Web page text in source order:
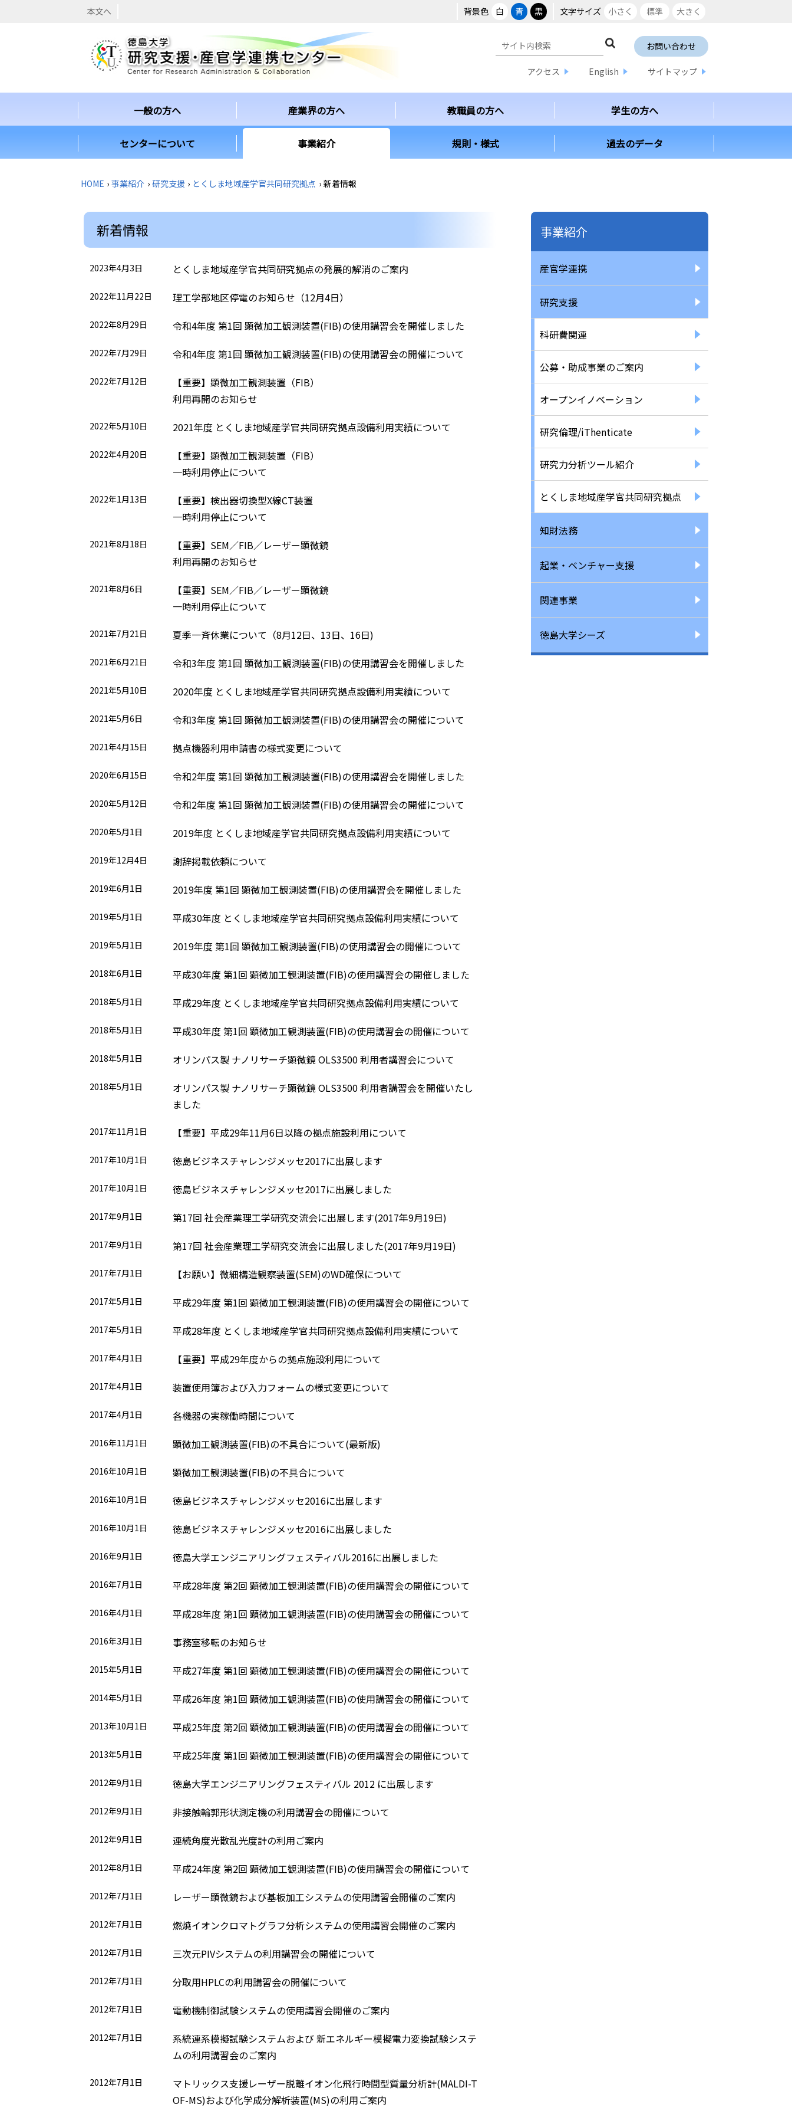
本文へ 背景色 白 青 黒 文字サイズ 小さく 標準 大きく
お問い合わせ
アクセス English サイトマップ
一般の方へ 産業界の方へ 教職員の方へ 学生の方へ
センターについて 事業紹介 規則・様式 過去のデータ
HOME › 事業紹介 › 研究支援 › とくしま地域産学官共同研究拠点 › 新着情報
新着情報
2023年4月3日 とくしま地域産学官共同研究拠点の発展的解消のご案内
2022年11月22日 理工学部地区停電のお知らせ（12月4日）
2022年8月29日 令和4年度 第1回 顕微加工観測装置(FIB)の使用講習会を開催しました
2022年7月29日 令和4年度 第1回 顕微加工観測装置(FIB)の使用講習会の開催について
2022年7月12日
【重要】顕微加工観測装置（FIB）
利用再開のお知らせ
2022年5月10日 2021年度 とくしま地域産学官共同研究拠点設備利用実績について
2022年4月20日
【重要】顕微加工観測装置（FIB）
一時利用停止について
2022年1月13日
【重要】検出器切換型X線CT装置
一時利用停止について
2021年8月18日
【重要】SEM／FIB／レーザー顕微鏡
利用再開のお知らせ
2021年8月6日
【重要】SEM／FIB／レーザー顕微鏡
一時利用停止について
2021年7月21日 夏季一斉休業について（8月12日、13日、16日)
2021年6月21日 令和3年度 第1回 顕微加工観測装置(FIB)の使用講習会を開催しました
2021年5月10日 2020年度 とくしま地域産学官共同研究拠点設備利用実績について
2021年5月6日 令和3年度 第1回 顕微加工観測装置(FIB)の使用講習会の開催について
2021年4月15日 拠点機器利用申請書の様式変更について
2020年6月15日 令和2年度 第1回 顕微加工観測装置(FIB)の使用講習会を開催しました
2020年5月12日 令和2年度 第1回 顕微加工観測装置(FIB)の使用講習会の開催について
2020年5月1日 2019年度 とくしま地域産学官共同研究拠点設備利用実績について
2019年12月4日 謝辞掲載依頼について
2019年6月1日 2019年度 第1回 顕微加工観測装置(FIB)の使用講習会を開催しました
2019年5月1日 平成30年度 とくしま地域産学官共同研究拠点設備利用実績について
2019年5月1日 2019年度 第1回 顕微加工観測装置(FIB)の使用講習会の開催について
2018年6月1日 平成30年度 第1回 顕微加工観測装置(FIB)の使用講習会の開催しました
2018年5月1日 平成29年度 とくしま地域産学官共同研究拠点設備利用実績について
2018年5月1日 平成30年度 第1回 顕微加工観測装置(FIB)の使用講習会の開催について
2018年5月1日 オリンパス製 ナノリサーチ顕微鏡 OLS3500 利用者講習会について
2018年5月1日
オリンパス製 ナノリサーチ顕微鏡 OLS3500 利用者講習会を開催いたし
ました
2017年11月1日 【重要】平成29年11月6日以降の拠点施設利用について
2017年10月1日 徳島ビジネスチャレンジメッセ2017に出展します
2017年10月1日 徳島ビジネスチャレンジメッセ2017に出展しました
2017年9月1日 第17回 社会産業理工学研究交流会に出展します(2017年9月19日)
2017年9月1日 第17回 社会産業理工学研究交流会に出展しました(2017年9月19日)
2017年7月1日 【お願い】微細構造観察装置(SEM)のWD確保について
2017年5月1日 平成29年度 第1回 顕微加工観測装置(FIB)の使用講習会の開催について
2017年5月1日 平成28年度 とくしま地域産学官共同研究拠点設備利用実績について
2017年4月1日 【重要】平成29年度からの拠点施設利用について
2017年4月1日 装置使用簿および入力フォームの様式変更について
2017年4月1日 各機器の実稼働時間について
2016年11月1日 顕微加工観測装置(FIB)の不具合について(最新版)
2016年10月1日 顕微加工観測装置(FIB)の不具合について
2016年10月1日 徳島ビジネスチャレンジメッセ2016に出展します
2016年10月1日 徳島ビジネスチャレンジメッセ2016に出展しました
2016年9月1日 徳島大学エンジニアリングフェスティバル2016に出展しました
2016年7月1日 平成28年度 第2回 顕微加工観測装置(FIB)の使用講習会の開催について
2016年4月1日 平成28年度 第1回 顕微加工観測装置(FIB)の使用講習会の開催について
2016年3月1日 事務室移転のお知らせ
2015年5月1日 平成27年度 第1回 顕微加工観測装置(FIB)の使用講習会の開催について
2014年5月1日 平成26年度 第1回 顕微加工観測装置(FIB)の使用講習会の開催について
2013年10月1日 平成25年度 第2回 顕微加工観測装置(FIB)の使用講習会の開催について
2013年5月1日 平成25年度 第1回 顕微加工観測装置(FIB)の使用講習会の開催について
2012年9月1日 徳島大学エンジニアリングフェスティバル 2012 に出展します
2012年9月1日 非接触輪郭形状測定機の利用講習会の開催について
2012年9月1日 連続角度光散乱光度計の利用ご案内
2012年8月1日 平成24年度 第2回 顕微加工観測装置(FIB)の使用講習会の開催について
2012年7月1日 レーザー顕微鏡および基板加工システムの使用講習会開催のご案内
2012年7月1日 燃焼イオンクロマトグラフ分析システムの使用講習会開催のご案内
2012年7月1日 三次元PIVシステムの利用講習会の開催について
2012年7月1日 分取用HPLCの利用講習会の開催について
2012年7月1日 電動機制御試験システムの使用講習会開催のご案内
2012年7月1日
系統連系模擬試験システムおよび 新エネルギー模擬電力変換試験システ
ムの利用講習会のご案内
2012年7月1日
マトリックス支援レーザー脱離イオン化飛行時間型質量分析計(MALDI-T
OF-MS)および化学成分解析装置(MS)の利用ご案内
事業紹介
産官学連携
研究支援
科研費関連
公募・助成事業のご案内
オープンイノベーション
研究倫理/iThenticate
研究力分析ツール紹介
とくしま地域産学官共同研究拠点
知財法務
起業・ベンチャー支援
関連事業
徳島大学シーズ